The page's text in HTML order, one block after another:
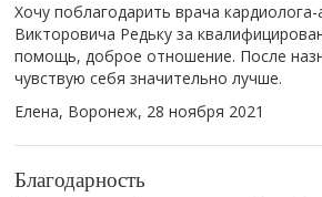
Хочу поблагодарить врача
Викторовича Редьку за
помощь, доброе отношение. После
чувствую себя значительно лучше.
Елена, Воронеж, 28 ноября 2021
Благодарность